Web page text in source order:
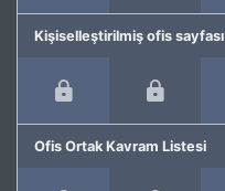
Kişiselleştirilmiş ofis sayfası
Ofis Ortak Kavram Listesi